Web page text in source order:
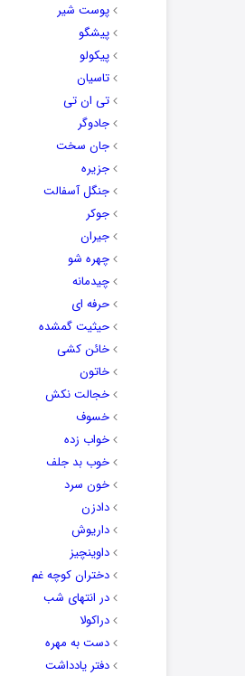
پوست شیر
پیشگو
پیکولو
تاسیان
تی ان تی
جادوگر
جان سخت
جزیره
جنگل آسفالت
جوکر
جیران
چهره شو
چیدمانه
حرفه ای
حیثیت گمشده
خائن کشی
خاتون
خجالت نکش
خسوف
خواب زده
خوب بد جلف
خون سرد
دادزن
داریوش
داوینچیز
دختران کوچه غم
در انتهای شب
دراکولا
دست به مهره
دفتر یادداشت